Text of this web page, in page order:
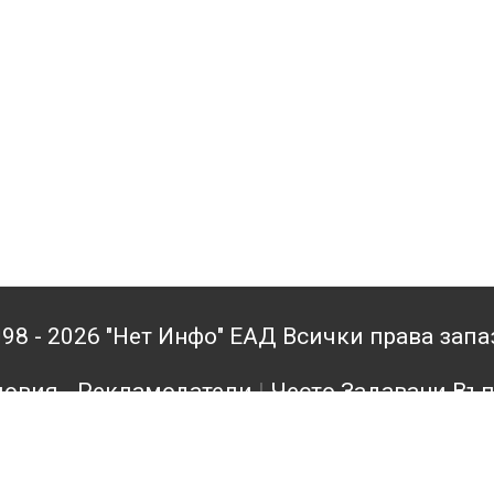
- 2026 "Нет Инфо" ЕАД Всички права
- Рекламодатели|Често Задавани